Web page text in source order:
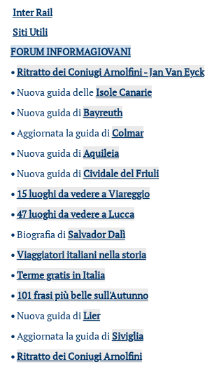
Inter Rail
Siti Utili
FORUM INFORMAGIOVANI
•Ritratto dei Coniugi Arnolfini - Jan Van Eyck
•Nuova guida delleIsole Canarie
•Nuova guida diBayreuth
•Aggiornata la guida diColmar
•Nuova guida diAquileia
•Nuova guida diCividale del Friuli
• 15 luoghi da vedere a Viareggio
•47 luoghi da vedere a Lucca
•Biografia diSalvador Dalì
•Viaggiatori italiani nella storia
•Terme gratis in Italia
• 101 frasi più belle sull'Autunno
•Nuova guida diLier
•Aggiornata la guida diSiviglia
•Ritratto dei Coniugi Arnolfini